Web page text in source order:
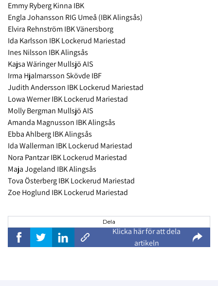
Emmy Ryberg Kinna IBK
Engla Johansson RIG Umeå (IBK Alingsås)
Elvira Rehnström IBK Vänersborg
Ida Karlsson IBK Lockerud Mariestad
Ines Nilsson IBK Alingsås
Kajsa Wäringer Mullsjö AIS
Irma Hjalmarsson Skövde IBF
Judith Andersson IBK Lockerud Mariestad
Lowa Werner IBK Lockerud Mariestad
Molly Bergman Mullsjö AIS
Amanda Magnusson IBK Alingsås
Ebba Ahlberg IBK Alingsås
Ida Wallerman IBK Lockerud Mariestad
Nora Pantzar IBK Lockerud Mariestad
Maja Jogeland IBK Alingsås
Tova Österberg IBK Lockerud Mariestad
Zoe Hoglund IBK Lockerud Mariestad
Dela
Klicka här för att dela
artikeln